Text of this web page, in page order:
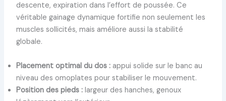
descente, expiration dans l’effort de poussée. Ce
véritable gainage dynamique fortifie non seulement les
muscles sollicités, mais améliore aussi la stabilité
globale.
Placement optimal du dos :appui solide sur le banc au
niveau des omoplates pour stabiliser le mouvement.
Position des pieds :largeur des hanches, genoux